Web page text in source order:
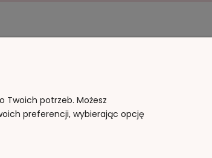
O firmie
Twoich potrzeb. Możesz
preferencji, wybierając opcję